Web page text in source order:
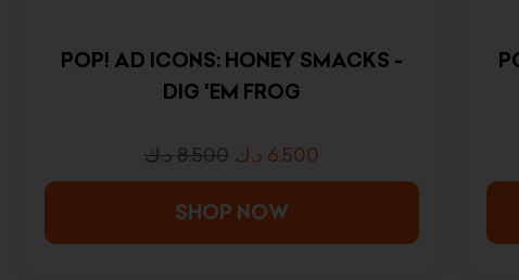
POP! AD ICONS: HONEY SMACKS -
DIG 'EM FROG
8.500د.ك 6.500 د.ك
SHOP NOW